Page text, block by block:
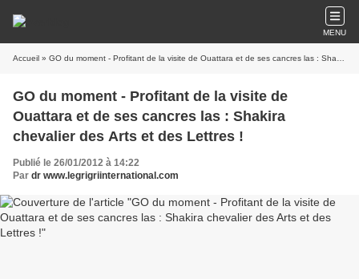
MENU
Accueil » GO du moment - Profitant de la visite de Ouattara et de ses cancres las : Shakira chevalier des Arts et des Lettres !
GO du moment - Profitant de la visite de
Ouattara et de ses cancres las : Shakira
chevalier des Arts et des Lettres !
Publié le 26/01/2012 à 14:22
Par dr www.legrigriinternational.com